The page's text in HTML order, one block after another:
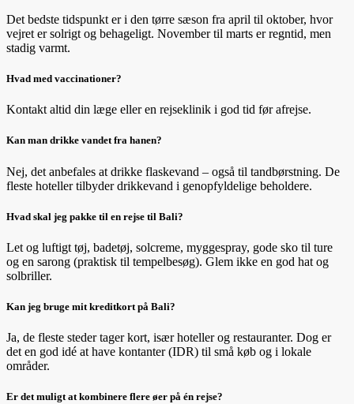
Det bedste tidspunkt er i den tørre sæson fra april til oktober, hvor
vejret er solrigt og behageligt. November til marts er regntid, men
stadig varmt.
Hvad med vaccinationer?
Kontakt altid din læge eller en rejseklinik i god tid før afrejse.
Kan man drikke vandet fra hanen?
Nej, det anbefales at drikke flaskevand – også til tandbørstning. De
fleste hoteller tilbyder drikkevand i genopfyldelige beholdere.
Hvad skal jeg pakke til en rejse til Bali?
Let og luftigt tøj, badetøj, solcreme, myggespray, gode sko til ture
og en sarong (praktisk til tempelbesøg). Glem ikke en god hat og
solbriller.
Kan jeg bruge mit kreditkort på Bali?
Ja, de fleste steder tager kort, især hoteller og restauranter. Dog er
det en god idé at have kontanter (IDR) til små køb og i lokale
områder.
Er det muligt at kombinere flere øer på én rejse?